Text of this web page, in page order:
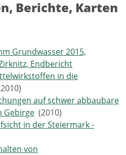
Berichte, Karten
Grundwasser 2015,
Endbericht
in die
auf schwer abbaubare
Gebirge (2010)
in der Steiermark -
von